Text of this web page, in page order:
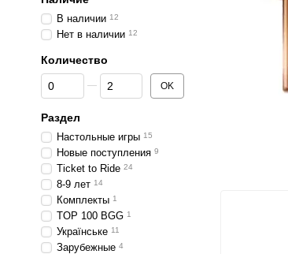
В наличии 12
Нет в наличии 12
Количество
От Количество
До Количество OK
Раздел
Настольные игры 15
Новые поступления 9
Ticket to Ride 24
8-9 лет 14
Комплекты 1
TOP 100 BGG 1
Українське 11
Зарубежные 4